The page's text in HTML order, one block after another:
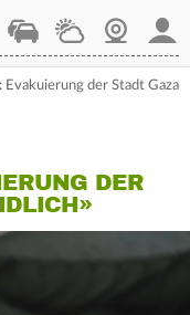
StaupilotWetterWebcam
Evakuierung der Stadt Gaza
DER